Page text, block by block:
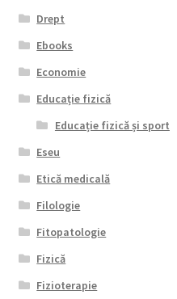
Drept
Ebooks
Economie
Educație fizică
Educație fizică și sport
Eseu
Etică medicală
Filologie
Fitopatologie
Fizică
Fizioterapie